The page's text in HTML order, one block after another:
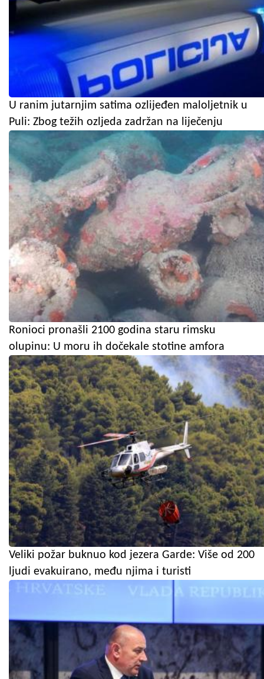
U ranim jutarnjim satima ozlijeđen maloljetnik u
Puli: Zbog težih ozljeda zadržan na liječenju
Ronioci pronašli 2100 godina staru rimsku
olupinu: U moru ih dočekale stotine amfora
Veliki požar buknuo kod jezera Garde: Više od 200
ljudi evakuirano, među njima i turisti